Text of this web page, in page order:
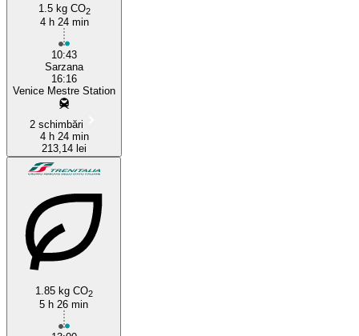
1.5 kg CO2
4 h 24 min
10:43
Sarzana
16:16
Venice Mestre Station
2 schimbări
4 h 24 min
213,14 lei
1.85 kg CO2
5 h 26 min